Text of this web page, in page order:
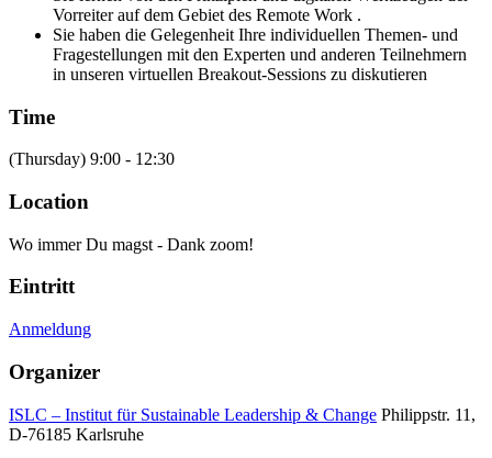
Vorreiter auf dem Gebiet des Remote Work .
Sie haben die Gelegenheit Ihre individuellen Themen- und
Fragestellungen mit den Experten und anderen Teilnehmern
in unseren virtuellen Breakout-Sessions zu diskutieren
Time
(Thursday) 9:00 - 12:30
Location
Wo immer Du magst - Dank zoom!
Eintritt
Anmeldung
Organizer
ISLC – Institut für Sustainable Leadership & Change Philippstr. 11,
D-76185 Karlsruhe